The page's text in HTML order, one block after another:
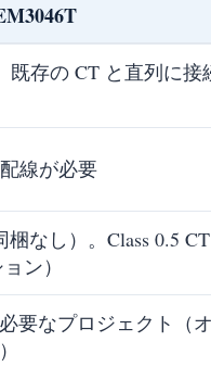
既存の CT と直列に接
線が必要
なし）。Class 0.5
ン）
要なプロジェクト（